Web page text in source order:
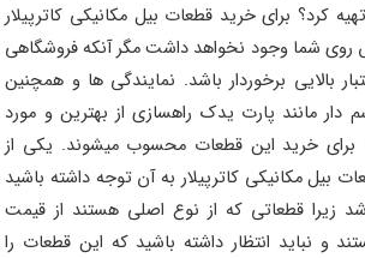
تهیه کرد؟ برای خرید قطعات بیل مکانیکی کاترپیلار
روی شما وجود نخواهد داشت مگر آنکه فروشگاهی
بالایی برخوردار باشد. نمایندگی ها و همچنین
دار مانند پارت یدک راهسازی از بهترین و مورد
برای خرید این قطعات محسوب میشوند. یکی از
بیل مکانیکی کاترپیلار به آن توجه داشته باشید
زیرا قطعاتی که از نوع اصلی هستند از قیمت
و نباید انتظار داشته باشید که این قطعات را